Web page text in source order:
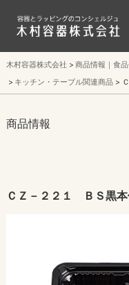
木村容器株式会社
商品情報｜食
キッチン・テーブル関連商品
商品情報
ＣＺ－２２１ ＢＳ黒本